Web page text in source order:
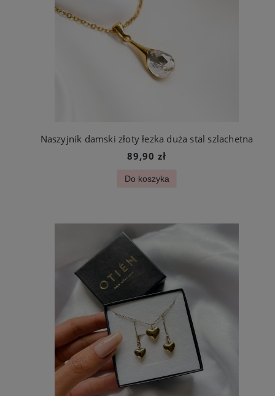
Naszyjnik damski złoty łezka duża stal szlachetna
89,90 zł
Do koszyka